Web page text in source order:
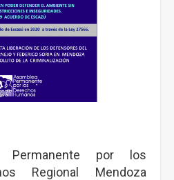
Permanente por los
Regional Mendoza